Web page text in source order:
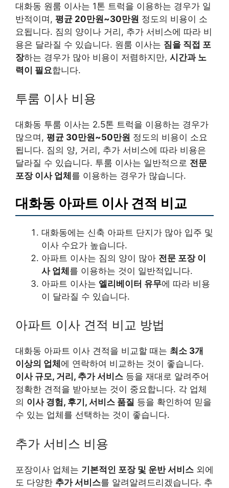
대화동 원룸 이사는 1톤 트럭을 이용하는 경우가 일
반적이며, 평균 20만원~30만원 정도의 비용이 소
요됩니다. 짐의 양이나 거리, 추가 서비스에 따라 비
용은 달라질 수 있습니다. 원룸 이사는 짐을 직접 포
장하는 경우가 많아 비용이 저렴하지만, 시간과 노
력이 필요합니다.
투룸 이사 비용
대화동 투룸 이사는 2.5톤 트럭을 이용하는 경우가
많으며, 평균 30만원~50만원 정도의 비용이 소요
됩니다. 짐의 양, 거리, 추가 서비스에 따라 비용은
달라질 수 있습니다. 투룸 이사는 일반적으로 전문
포장 이사 업체 를 이용하는 경우가 많습니다.
대화동 아파트 이사 견적 비교
대화동에는 신축 아파트 단지가 많아 입주 및
이사 수요가 높습니다.
아파트 이사는 짐의 양이 많아 전문 포장 이
사 업체를 이용하는 것이 일반적입니다.
아파트 이사는 엘리베이터 유무에 따라 비용
이 달라질 수 있습니다.
아파트 이사 견적 비교 방법
대화동 아파트 이사 견적을 비교할 때는 최소 3개
이상의 업체 에 연락하여 비교하는 것이 좋습니다.
이사 규모, 거리, 추가 서비스 등을 재대로 알려주어
정확한 견적을 받아보는 것이 중요합니다. 각 업체
의 이사 경험, 후기, 서비스 품질 등을 확인하여 믿을
수 있는 업체를 선택하는 것이 좋습니다.
추가 서비스 비용
포장이사 업체는 기본적인 포장 및 운반 서비스 외에
도 다양한 추가 서비스를 알려알려드리겠습니다. 추